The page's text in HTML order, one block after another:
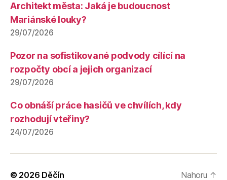
Architekt města: Jaká je budoucnost
Mariánské louky?
29/07/2026
Pozor na sofistikované podvody cílící na
rozpočty obcí a jejich organizací
29/07/2026
Co obnáší práce hasičů ve chvílích, kdy
rozhodují vteřiny?
24/07/2026
© 2026 Děčín Nahoru ↑